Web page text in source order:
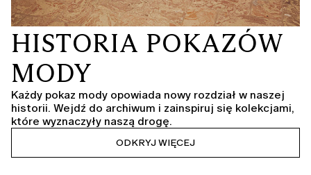
HISTORIA POKAZÓW
MODY
Każdy pokaz mody opowiada nowy rozdział w naszej
historii. Wejdź do archiwum i zainspiruj się kolekcjami,
które wyznaczyły naszą drogę.
ODKRYJ WIĘCEJ